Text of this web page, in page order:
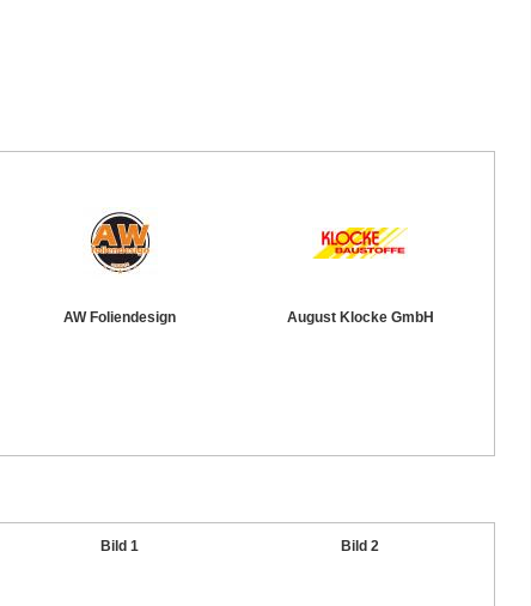
AW Foliendesign August Klocke GmbH
Bild 1 Bild 2